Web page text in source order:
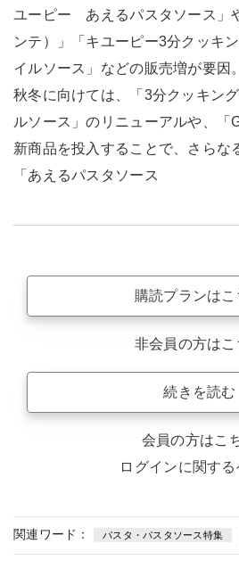
ユーピー あえるパスタソース」
ンテ）」「キユーピー3分クッキ
イルソース」などの販売増が要因。
秋冬に向けては、「3分クッキン
ルソース」のリニューアルや、「
新商品を投入することで、さらな
「あえるパスタソース
購読プランはこ
非会員の方はこ
続きを読む
会員の方はこ
ログインに関す
関連ワード： パスタ・パスタソース特集